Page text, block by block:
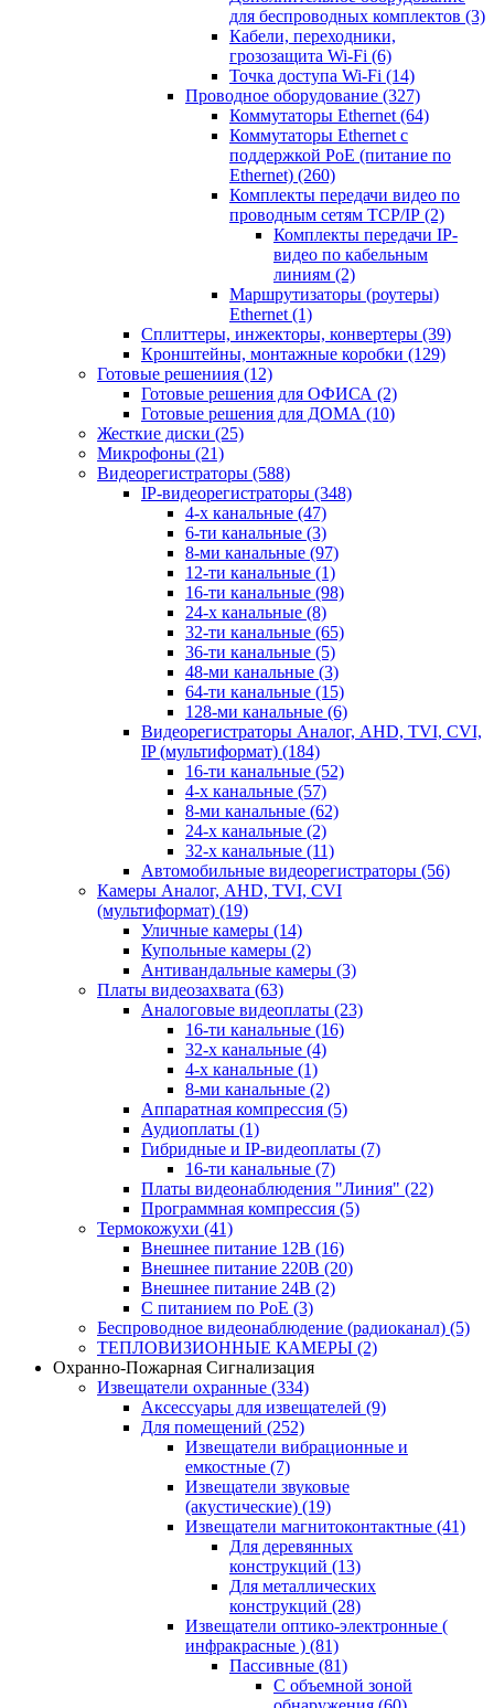
для беспроводных комплектов (3)
Кабели, переходники,
грозозащита Wi-Fi (6)
Точка доступа Wi-Fi (14)
Проводное оборудование (327)
Коммутаторы Ethernet (64)
Коммутаторы Ethernet с
поддержкой PoE (питание по
Ethernet) (260)
Комплекты передачи видео по
проводным сетям TCP/IP (2)
Комплекты передачи IP-
видео по кабельным
линиям (2)
Маршрутизаторы (роутеры)
Ethernet (1)
Сплиттеры, инжекторы, конвертеры (39)
Кронштейны, монтажные коробки (129)
Готовые решениия (12)
Готовые решения для ОФИСА (2)
Готовые решения для ДОМА (10)
Жесткие диски (25)
Микрофоны (21)
Видеорегистраторы (588)
IP-видеорегистраторы (348)
4-х канальные (47)
6-ти канальные (3)
8-ми канальные (97)
12-ти канальные (1)
16-ти канальные (98)
24-х канальные (8)
32-ти канальные (65)
36-ти канальные (5)
48-ми канальные (3)
64-ти канальные (15)
128-ми канальные (6)
Видеорегистраторы Аналог, AHD, TVI, CVI,
IP (мультиформат) (184)
16-ти канальные (52)
4-х канальные (57)
8-ми канальные (62)
24-х канальные (2)
32-х канальные (11)
Автомобильные видеорегистраторы (56)
Камеры Аналог, AHD, TVI, CVI
(мультиформат) (19)
Уличные камеры (14)
Купольные камеры (2)
Антивандальные камеры (3)
Платы видеозахвата (63)
Аналоговые видеоплаты (23)
16-ти канальные (16)
32-х канальные (4)
4-х канальные (1)
8-ми канальные (2)
Аппаратная компрессия (5)
Аудиоплаты (1)
Гибридные и IP-видеоплаты (7)
16-ти канальные (7)
Платы видеонаблюдения "Линия" (22)
Программная компрессия (5)
Термокожухи (41)
Внешнее питание 12В (16)
Внешнее питание 220В (20)
Внешнее питание 24В (2)
С питанием по PoE (3)
Беспроводное видеонаблюдение (радиоканал) (5)
ТЕПЛОВИЗИОННЫЕ КАМЕРЫ (2)
Охранно-Пожарная Сигнализация
Извещатели охранные (334)
Аксессуары для извещателей (9)
Для помещений (252)
Извещатели вибрационные и
емкостные (7)
Извещатели звуковые
(акустические) (19)
Извещатели магнитоконтактные (41)
Для деревянных
конструкций (13)
Для металлических
конструкций (28)
Извещатели оптико-электронные (
инфракрасные ) (81)
Пассивные (81)
С объемной зоной